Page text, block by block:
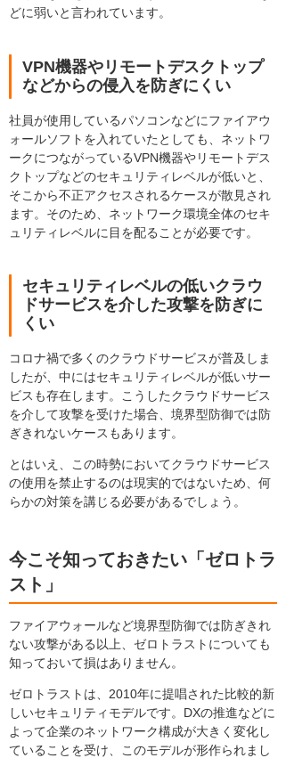
どに弱いと言われています。
VPN機器やリモートデスクトップ
などからの侵入を防ぎにくい
社員が使用しているパソコンなどにファイアウ
ォールソフトを入れていたとしても、ネットワ
ークにつながっているVPN機器やリモートデス
クトップなどのセキュリティレベルが低いと、
そこから不正アクセスされるケースが散見され
ます。そのため、ネットワーク環境全体のセキ
ュリティレベルに目を配ることが必要です。
セキュリティレベルの低いクラウ
ドサービスを介した攻撃を防ぎに
くい
コロナ禍で多くのクラウドサービスが普及しま
したが、中にはセキュリティレベルが低いサー
ビスも存在します。こうしたクラウドサービス
を介して攻撃を受けた場合、境界型防御では防
ぎきれないケースもあります。
とはいえ、この時勢においてクラウドサービス
の使用を禁止するのは現実的ではないため、何
らかの対策を講じる必要があるでしょう。
今こそ知っておきたい「ゼロトラ
スト」
ファイアウォールなど境界型防御では防ぎきれ
ない攻撃がある以上、ゼロトラストについても
知っておいて損はありません。
ゼロトラストは、2010年に提唱された比較的新
しいセキュリティモデルです。DXの推進などに
よって企業のネットワーク構成が大きく変化し
ていることを受け、このモデルが形作られまし